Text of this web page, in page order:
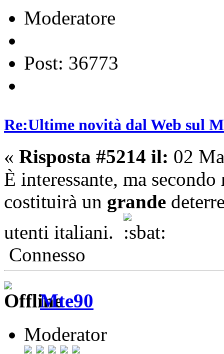
Moderatore
Post: 36773
Re:Ultime novità dal Web sul
« Risposta #5214 il: 02
È interessante, ma
costituirà un grande
utenti italiani.
Connesso
Mte90
Moderator